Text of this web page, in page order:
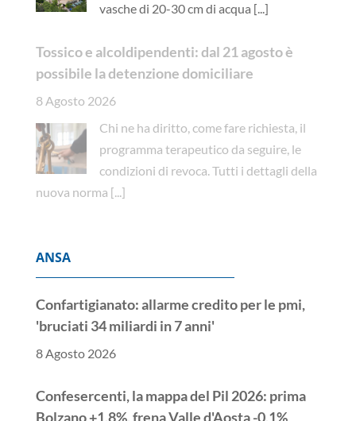
vasche di 20-30 cm di acqua [...]
Tossico e alcoldipendenti: dal 21 agosto è
possibile la detenzione domiciliare
8 Agosto 2026
Chi ne ha diritto, come fare richiesta, il
programma terapeutico da seguire, le
condizioni di revoca. Tutti i dettagli della
nuova norma [...]
ANSA
Confartigianato: allarme credito per le pmi,
'bruciati 34 miliardi in 7 anni'
8 Agosto 2026
Confesercenti, la mappa del Pil 2026: prima
Bolzano +1,8%, frena Valle d'Aosta -0,1%